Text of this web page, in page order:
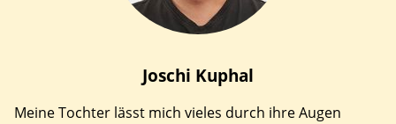
Joschi Kuphal
Meine Tochter lässt mich vieles durch ihre Augen